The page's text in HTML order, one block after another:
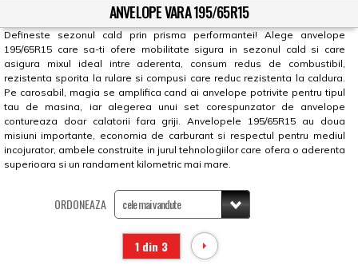
ANVELOPE VARA 195/65R15
Defineste sezonul cald prin prisma performantei! Alege anvelope
195/65R15 care sa-ti ofere mobilitate sigura in sezonul cald si care
asigura mixul ideal intre aderenta, consum redus de combustibil,
rezistenta sporita la rulare si compusi care reduc rezistenta la caldura.
Pe carosabil, magia se amplifica cand ai anvelope potrivite pentru tipul
tau de masina, iar alegerea unui set corespunzator de anvelope
contureaza doar calatorii fara griji. Anvelopele 195/65R15 au doua
misiuni importante, economia de carburant si respectul pentru mediul
incojurator, ambele construite in jurul tehnologiilor care ofera o aderenta
superioara si un randament kilometric mai mare.
ORDONEAZA
1 din 3